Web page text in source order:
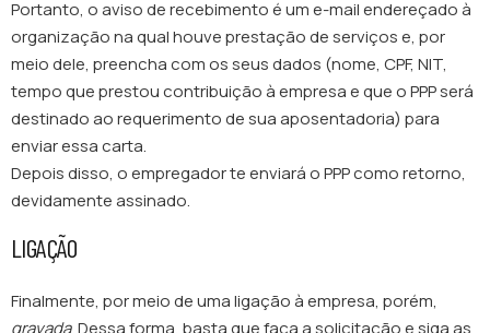
Portanto, o aviso de recebimento é um e-mail endereçado à
organização na qual houve prestação de serviços e, por
meio dele, preencha com os seus dados (nome, CPF, NIT,
tempo que prestou contribuição à empresa e que o PPP será
destinado ao requerimento de sua aposentadoria) para
enviar essa carta.
Depois disso, o empregador te enviará o PPP como retorno,
devidamente assinado.
LIGAÇÃO
Finalmente, por meio de uma ligação à empresa, porém,
gravada. Dessa forma, basta que faça a solicitação e siga as